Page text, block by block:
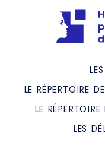
LE RÉPERTOIRE
LE
LES